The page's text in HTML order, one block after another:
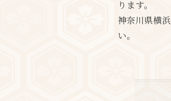
ります。
神奈川県横
い。